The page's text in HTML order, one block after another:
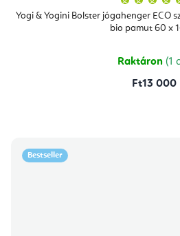
Yogi & Yogini Bolster jógahenger ECO
bio pamut 60 x
Raktáron (1
Ft13 000
Bestseller